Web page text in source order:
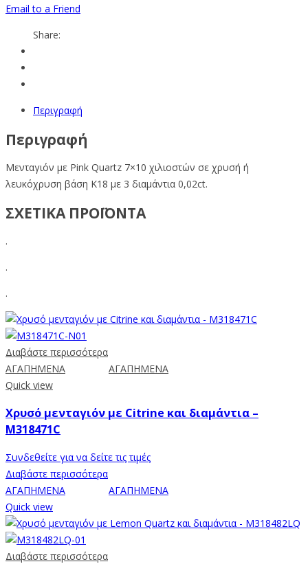
Email to a Friend
Share:
Περιγραφή
Περιγραφή
Μενταγιόν με Pink Quartz 7×10 χιλιοστών σε χρυσή ή
λευκόχρυση βάση Κ18 με 3 διαμάντια 0,02ct.
ΣΧΕΤΙΚΑ ΠΡΟΪΟΝΤΑ
.
.
.
Διαβάστε περισσότερα
ΑΓΑΠΗΜΕΝΑ
ΑΓΑΠΗΜΕΝΑ
Quick view
Χρυσό μενταγιόν με Citrine και διαμάντια –
M318471C
Συνδεθείτε για να δείτε τις τιμές
Διαβάστε περισσότερα
ΑΓΑΠΗΜΕΝΑ
ΑΓΑΠΗΜΕΝΑ
Quick view
Διαβάστε περισσότερα